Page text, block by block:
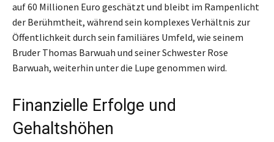
auf 60 Millionen Euro geschätzt und bleibt im Rampenlicht
der Berühmtheit, während sein komplexes Verhältnis zur
Öffentlichkeit durch sein familiäres Umfeld, wie seinem
Bruder Thomas Barwuah und seiner Schwester Rose
Barwuah, weiterhin unter die Lupe genommen wird.
Finanzielle Erfolge und
Gehaltshöhen